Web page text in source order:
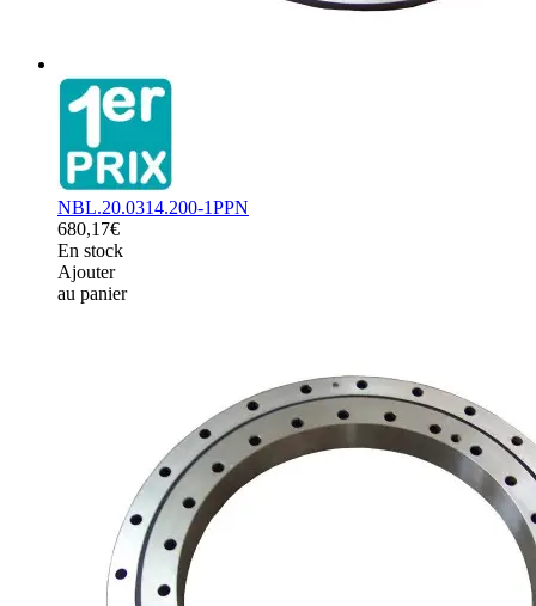
NBL.20.0314.200-1PPN
680,17€
En stock
Ajouter
au panier